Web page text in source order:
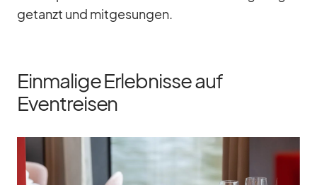
ge­tanzt und mit­ge­sun­gen.
Einmalige Erlebnisse auf
Eventreisen